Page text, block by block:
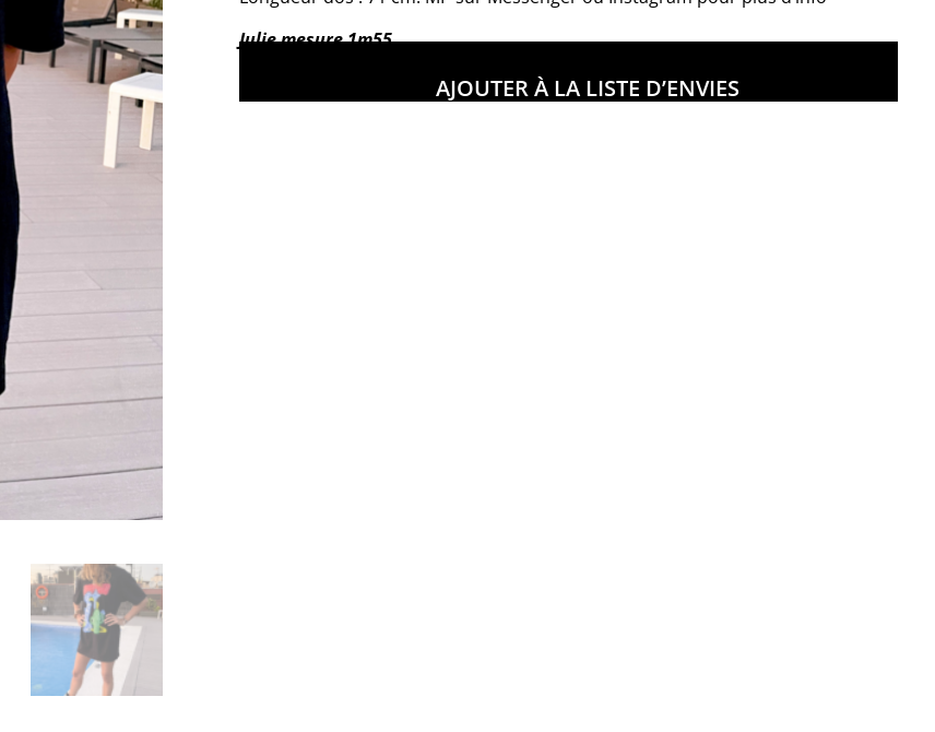
Julie mesure 1m55
AJOUTER À LA LISTE D’ENVIES